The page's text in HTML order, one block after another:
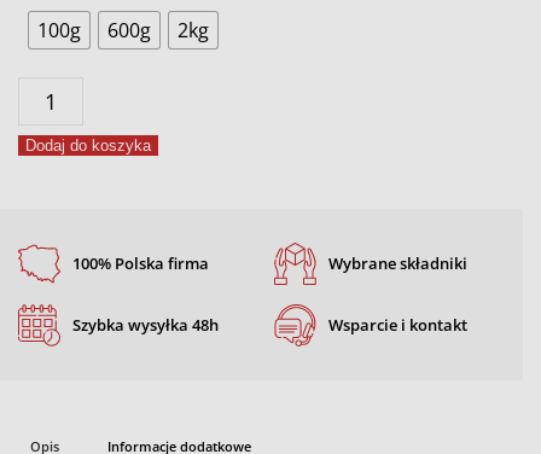
100g 600g 2kg
ilość
Pieprz
czarny
Dodaj do koszyka
100% Polska firma
Szybka wysyłka 48h
Wybrane składniki
Wsparcie i kontakt
Opis Informacje dodatkowe